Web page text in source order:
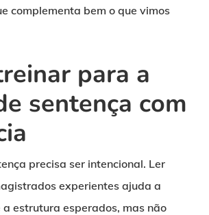
complementa bem o que vimos
para a
sentença com
precisa ser intencional. Ler
experientes ajuda a
estrutura esperados, mas não